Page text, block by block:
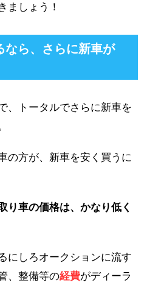
ましょう！
なら、さらに新車が
、トータルでさらに新車を
の方が、新車を安く買うに
り車の価格は、かなり低く
にしろオークションに流す
、整備等の経費がディーラ